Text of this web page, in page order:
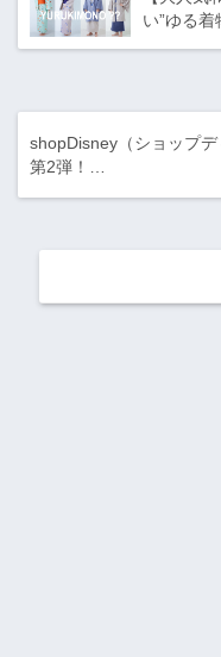
い”ゆる着
shopDisney（ショップ
第2弾！…